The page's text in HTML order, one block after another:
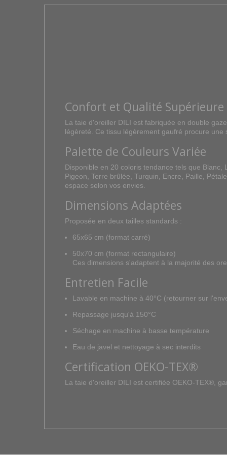
Confort et Qualité Supérieure
La taie d'oreiller DILI est fabriquée en double
légèreté. Ce tissu légèrement gaufré procure
Palette de Couleurs Variée
Disponible en 20 coloris tendance tels que Blanc,
Pigeon, Terre brûlée, Turquin, Encre, Paille,
espace selon vos envies.
Dimensions Adaptées
Proposée en deux tailles standards :
65x65 cm (format carré)
50x70 cm (format rectangulaire)
Ces dimensions s'adaptent à la majorité des
Entretien Facile
Lavable en machine à 40°C (retourner sur
Repassage jusqu'à 150°C
Séchage en machine à basse température
Eau de javel et nettoyage à sec interdits
Certification OEKO-TEX®
La taie d'oreiller DILI est certifiée OEKO-TEX®,